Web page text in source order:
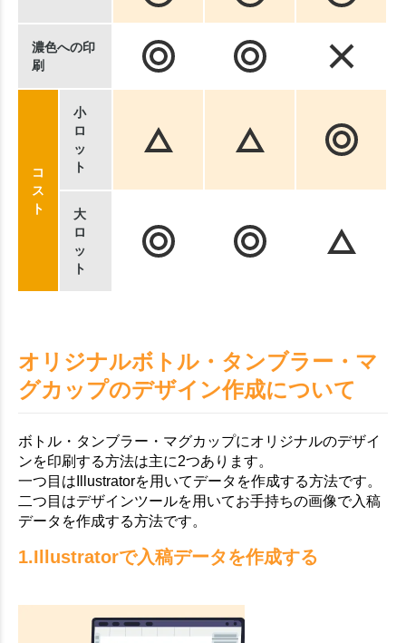
濃色への印
刷
コ
ス
ト
小
ロ
ッ
ト
大
ロ
ッ
ト
オリジナルボトル・タンブラー・マ
グカップのデザイン作成について
ボトル・タンブラー・マグカップにオリジナルのデザイ
ンを印刷する方法は主に2つあります。
一つ目はIllustratorを用いてデータを作成する方法です。
二つ目はデザインツールを用いてお手持ちの画像で入稿
データを作成する方法です。
1.Illustratorで入稿データを作成する